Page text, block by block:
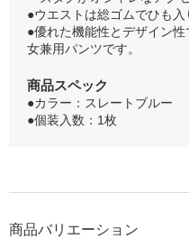
●ウエストは総ゴムでひも入
●優れた機能性とデザイン
女兼用パンツです。
商品スペック
●カラー：スレートブルー
●個装入数：1枚
商品バリエーション